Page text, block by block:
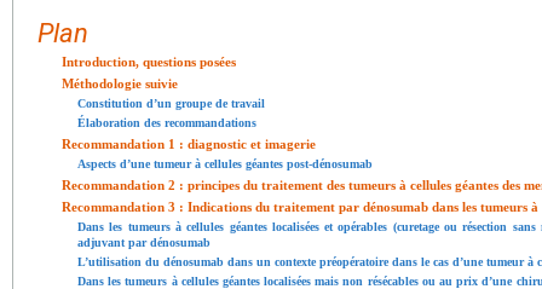
Plan
Introduction, questions posées
Méthodologie suivie
Constitution d’un groupe de travail
Élaboration des recommandations
Recommandation 1 : diagnostic et imagerie
Aspects d’une tumeur à cellules géantes post-dénosumab
Recommandation 2 : principes du traitement des tumeurs à cellules géantes des
Recommandation 3 : Indications du traitement par dénosumab dans les tumeurs à
Dans les tumeurs à cellules géantes localisées et opérables (curetage ou résection
adjuvant par dénosumab
L’utilisation du dénosumab dans un contexte préopératoire dans le cas d’une tumeur à
Dans les tumeurs à cellules géantes localisées mais non résécables ou au prix d’une